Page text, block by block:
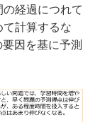
経過につれて
計算するな
因を基に予測